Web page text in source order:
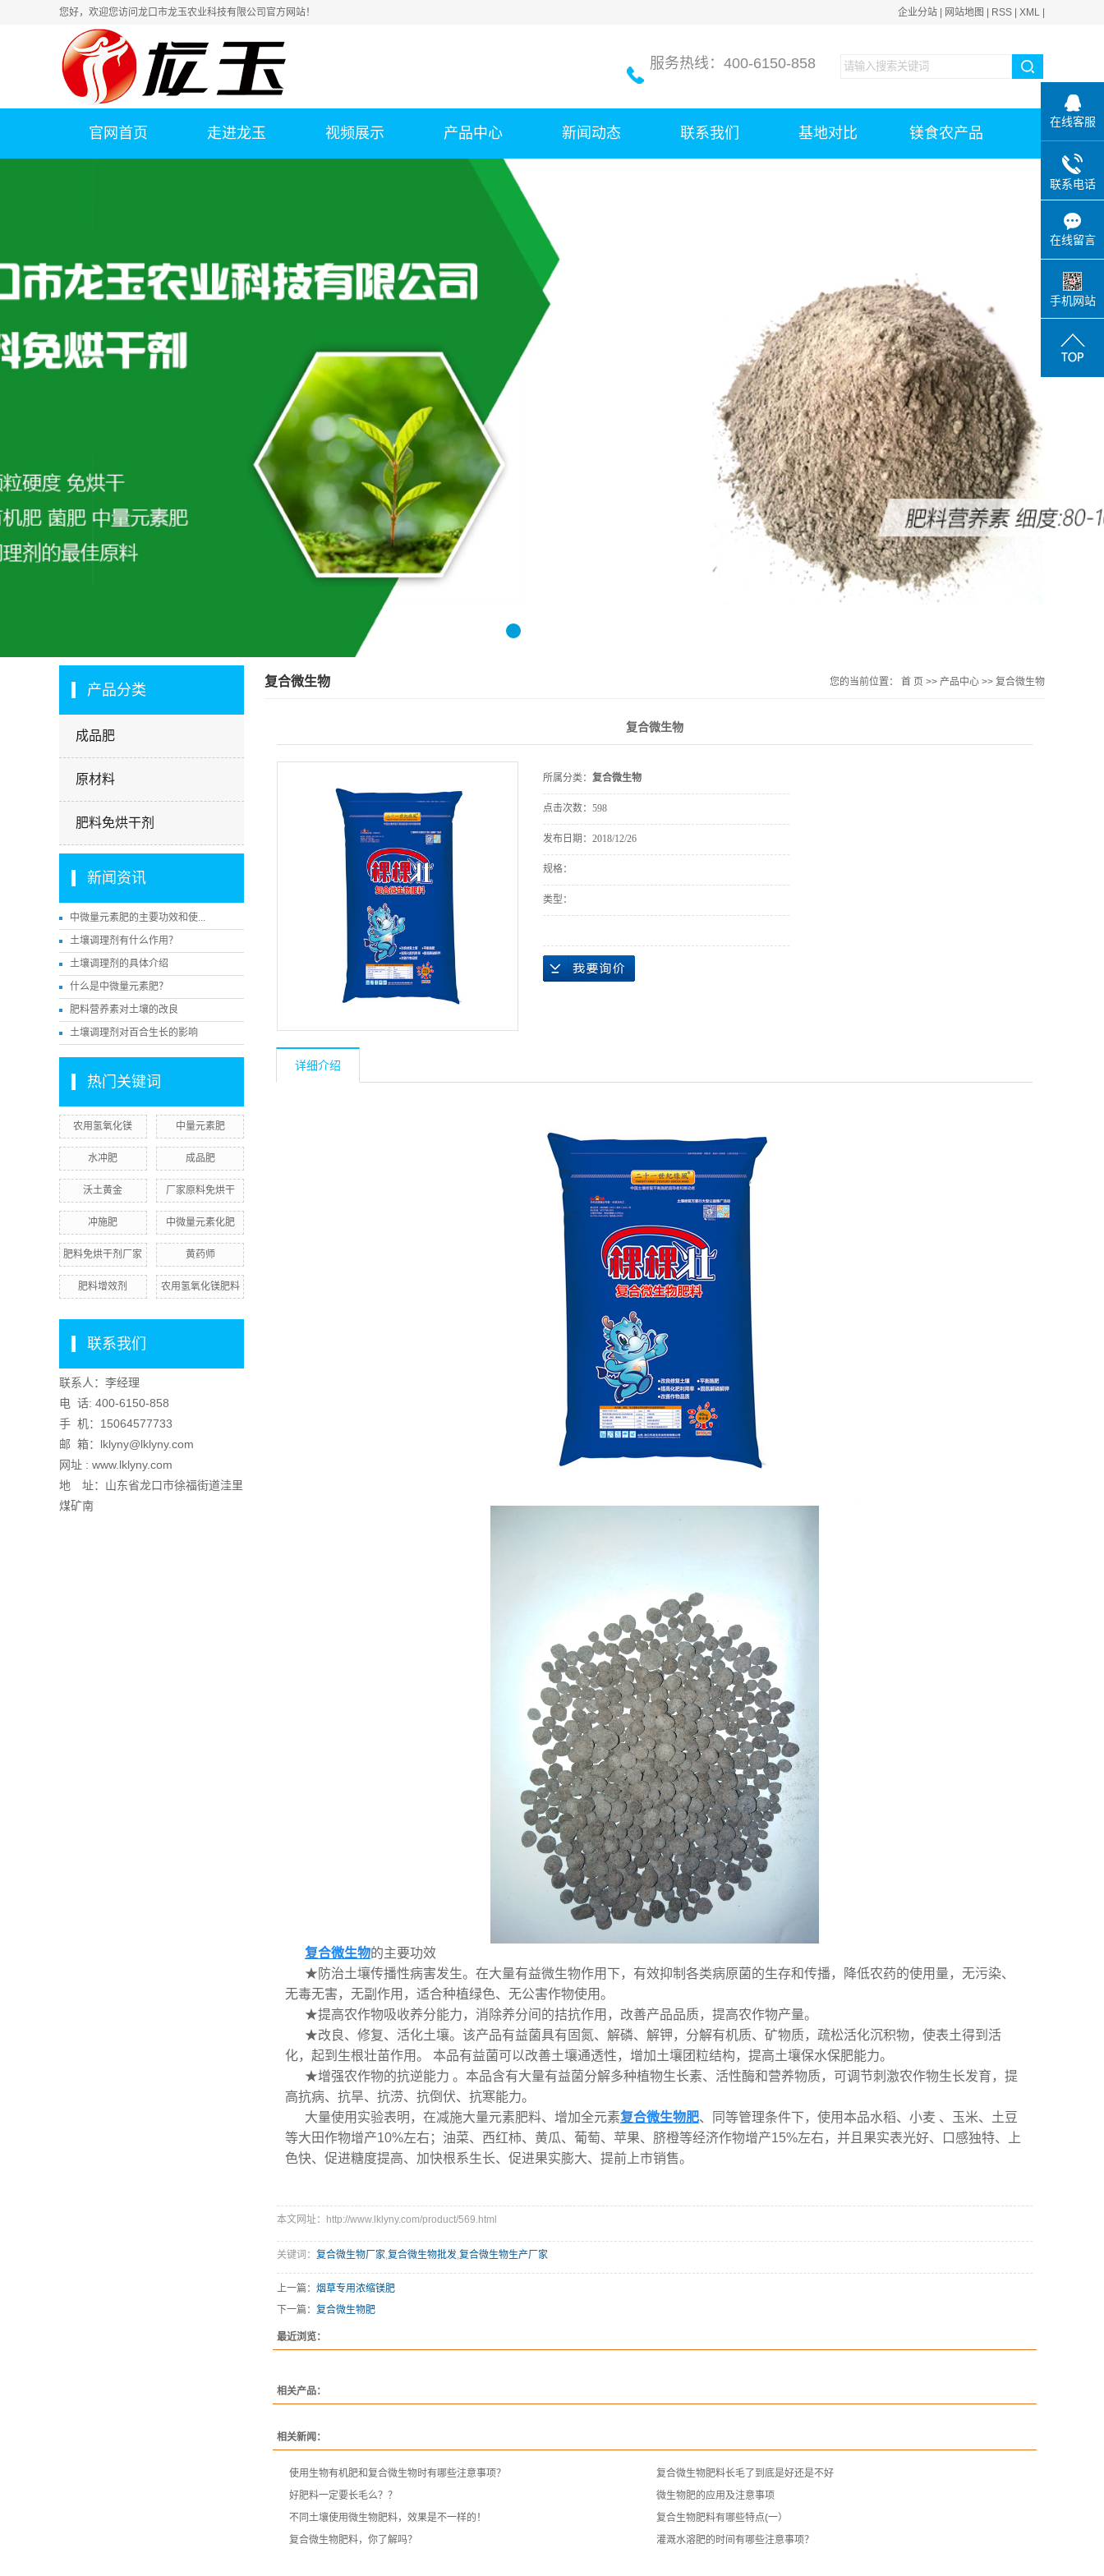
您好，欢迎您访问龙口市龙玉农业科技有限公司官方网站！ 企业分站 网站地图 RSS XML
服务热线：400-6150-858
官网首页 走进龙玉 视频展示 产品中心
成品肥
原材料
肥料免烘干剂
新闻动态 联系我们 基地对比 镁食农产品
3
产品分类
成品肥
原材料
肥料免烘干剂
新闻资讯
中微量元素肥的主要功效和使...
土壤调理剂有什么作用？
土壤调理剂的具体介绍
什么是中微量元素肥？
肥料营养素对土壤的改良
土壤调理剂对百合生长的影响
热门关键词
农用氢氧化镁 中量元素肥
水冲肥 成品肥
沃土黄金 厂家原料免烘干
冲施肥 中微量元素化肥
肥料免烘干剂厂家 黄药师
肥料增效剂 农用氢氧化镁肥料
联系我们
联系人：李经理
电 话: 400-6150-858
手 机： 15064577733
邮 箱：lklyny@lklyny.com
网址 : www.lklyny.com
地 址：山东省龙口市徐福街道洼里
煤矿南
复合微生物 您的当前位置： 首 页 >> 产品中心 >> 复合微生物
复合微生物
所属分类： 复合微生物
点击次数： 598
发布日期： 2018/12/26
规格：
类型：
详细介绍
复合微生物的主要功效
★防治土壤传播性病害发生。在大量有益微生物作用下，有效抑制各类病原菌的生存和传播，降低农药的使用量，无污染、
无毒无害，无副作用，适合种植绿色、无公害作物使用。
★提高农作物吸收养分能力，消除养分间的拮抗作用，改善产品品质，提高农作物产量。
★改良、修复、活化土壤。该产品有益菌具有固氮、解磷、解钾，分解有机质、矿物质，疏松活化沉积物，使表土得到活
化，起到生根壮苗作用。 本品有益菌可以改善土壤通透性，增加土壤团粒结构，提高土壤保水保肥能力。
★增强农作物的抗逆能力 。本品含有大量有益菌分解多种植物生长素、活性酶和营养物质，可调节刺激农作物生长发育，提
高抗病、抗旱、抗涝、抗倒伏、抗寒能力。
大量使用实验表明，在减施大量元素肥料、增加全元素复合微生物肥、同等管理条件下，使用本品水稻、小麦 、玉米、土豆
等大田作物增产10%左右；油菜、西红柿、黄瓜、葡萄、苹果、脐橙等经济作物增产15%左右，并且果实表光好、口感独特、上
色快、促进糖度提高、加快根系生长、促进果实膨大、提前上市销售。
本文网址：http://www.lklyny.com/product/569.html
关键词： 复合微生物厂家,复合微生物批发,复合微生物生产厂家
上一篇： 烟草专用浓缩镁肥
下一篇： 复合微生物肥
最近浏览：
相关产品：
相关新闻：
使用生物有机肥和复合微生物时有哪些注意事项？
复合微生物肥料长毛了到底是好还是不好
好肥料一定要长毛么？？
微生物肥的应用及注意事项
不同土壤使用微生物肥料，效果是不一样的！
复合生物肥料有哪些特点(一）
复合微生物肥料，你了解吗？
灌溉水溶肥的时间有哪些注意事项？
在线客服
联系电话
在线留言
手机网站